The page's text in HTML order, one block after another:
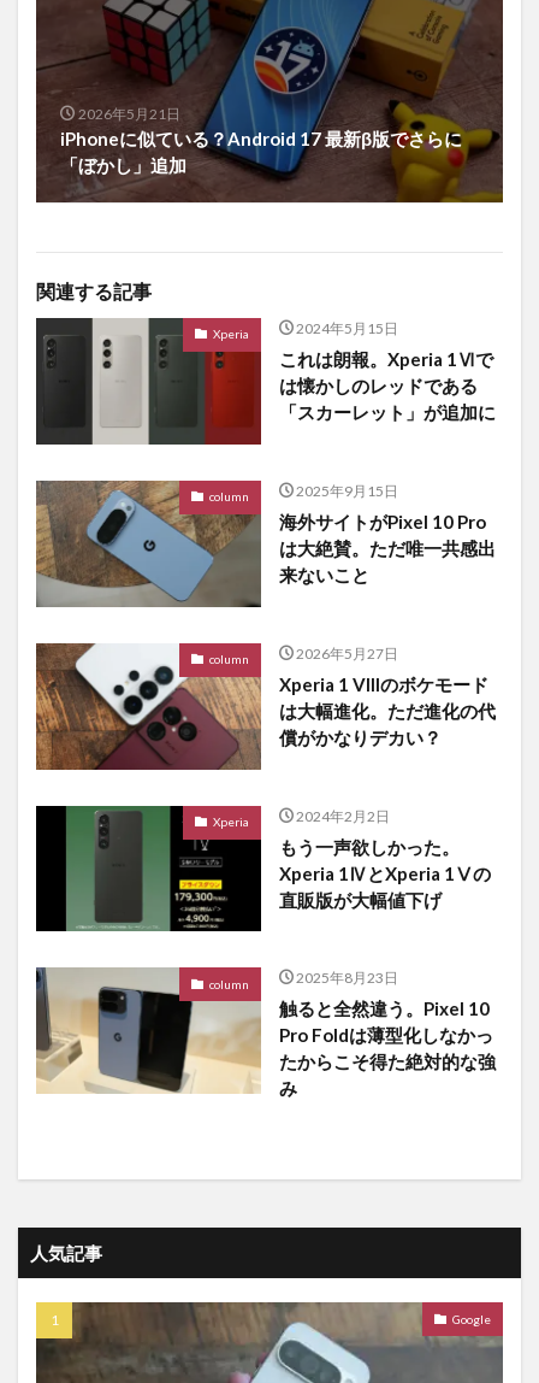
2026年5月21日
iPhoneに似ている？Android 17 最新β版でさらに
「ぼかし」追加
関連する記事
Xperia 2024年5月15日
これは朗報。Xperia 1Ⅵで
は懐かしのレッドである
「スカーレット」が追加に
column 2025年9月15日
海外サイトがPixel 10 Pro
は大絶賛。ただ唯一共感出
来ないこと
column 2026年5月27日
Xperia 1 VIIIのボケモード
は大幅進化。ただ進化の代
償がかなりデカい？
Xperia 2024年2月2日
もう一声欲しかった。
Xperia 1ⅣとXperia 1Ⅴの
直販版が大幅値下げ
column 2025年8月23日
触ると全然違う。Pixel 10
Pro Foldは薄型化しなかっ
たからこそ得た絶対的な強
み
人気記事
Google